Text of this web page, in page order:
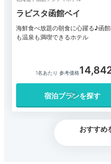
ラビスタ函館ベイ
海鮮食べ放題の朝食に心躍る♪函
も温泉も満喫できるホテル
1名あたり 参考価格
宿泊プランを探す
おすすめ